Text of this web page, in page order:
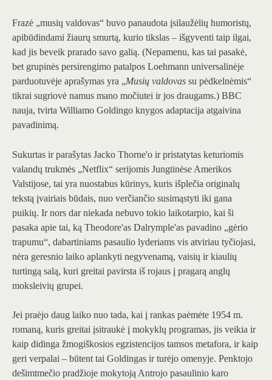
Frazė „musių valdovas“ buvo panaudota įsilaužėlių humoristų,
apibūdindami žiaurų smurtą, kurio tikslas – išgyventi taip ilgai,
kad jis beveik prarado savo galią. (Nepamenu, kas tai pasakė,
bet grupinės persirengimo patalpos Loehmann universalinėje
parduotuvėje aprašymas yra „Musių valdovas su pėdkelnėmis“
tikrai sugriovė namus mano močiutei ir jos draugams.) BBC
nauja, tvirta Williamo Goldingo knygos adaptacija atgaivina
pavadinimą.
Sukurtas ir parašytas Jacko Thorne'o ir pristatytas keturiomis
valandų trukmės „Netflix“ serijomis Jungtinėse Amerikos
Valstijose, tai yra nuostabus kūrinys, kuris išplečia originalų
tekstą įvairiais būdais, nuo verčiančio susimąstyti iki gana
puikių. Ir nors dar niekada nebuvo tokio laikotarpio, kai ši
pasaka apie tai, ką Theodore'as Dalrymple'as pavadino „gėrio
trapumu“, dabartiniams pasaulio lyderiams vis atviriau tyčiojasi,
nėra geresnio laiko aplankyti negyvenamą, vaisių ir kiaulių
turtingą salą, kuri greitai pavirsta iš rojaus į pragarą anglų
moksleivių grupei.
Jei praėjo daug laiko nuo tada, kai į rankas paėmėte 1954 m.
romaną, kuris greitai įsitraukė į mokyklų programas, jis veikia ir
kaip didinga žmogiškosios egzistencijos tamsos metafora, ir kaip
geri verpalai – būtent tai Goldingas ir turėjo omenyje. Penktojo
dešimtmečio pradžioje mokytoją Antrojo pasaulinio karo